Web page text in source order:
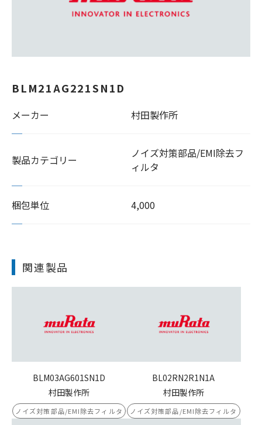
BLM21AG221SN1D
メーカー 村田製作所
製品カテゴリー
ノイズ対策部品/EMI除去フ
ィルタ
梱包単位 4,000
関連製品
BLM03AG601SN1D
村田製作所
ノイズ対策部品/EMI除去フィルタ
BL02RN2R1N1A
村田製作所
ノイズ対策部品/EMI除去フィルタ